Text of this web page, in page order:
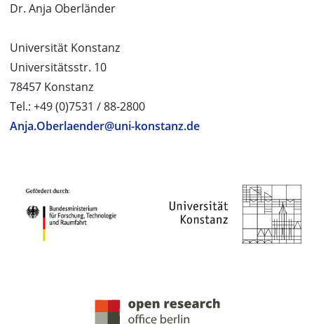
Dr. Anja Oberländer
Universität Konstanz
Universitätsstr. 10
78457 Konstanz
Tel.: +49 (0)7531 / 88-2800
Anja.Oberlaender@uni-konstanz.de